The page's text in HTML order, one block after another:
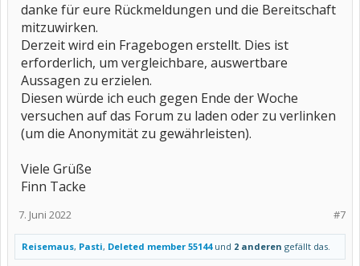
danke für eure Rückmeldungen und die Bereitschaft
mitzuwirken.
Derzeit wird ein Fragebogen erstellt. Dies ist
erforderlich, um vergleichbare, auswertbare
Aussagen zu erzielen.
Diesen würde ich euch gegen Ende der Woche
versuchen auf das Forum zu laden oder zu verlinken
(um die Anonymität zu gewährleisten).
Viele Grüße
Finn Tacke
#7
7. Juni 2022
Reisemaus, Pasti, Deleted member 55144und 2 anderen gefällt das.